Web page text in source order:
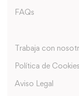
FAQs
Trabaja con
Política de Cookies
Aviso Legal